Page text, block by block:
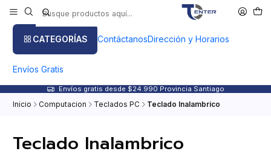
CATEGORÍAS ContáctanosDirección y Horarios
Envíos Gratis
Envíos gratis desde $24.990 Provincia Santiago
Inicio Computacion Teclados PC Teclado Inalambrico
Teclado Inalambrico